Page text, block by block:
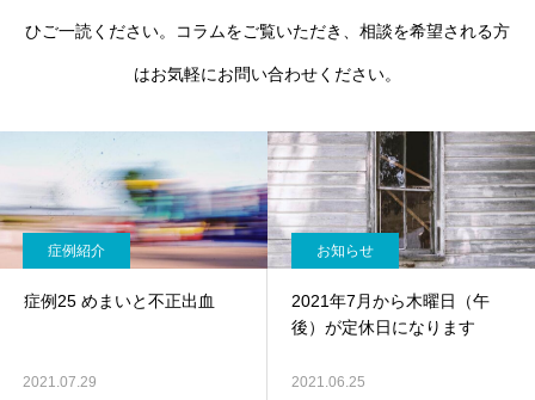
ひご一読ください。コラムをご覧いただき、相談を希望される方
はお気軽にお問い合わせください。
症例紹介
症例25 めまいと不正出血
2021.07.29
お知らせ
2021年7月から木曜日（午
後）が定休日になります
2021.06.25